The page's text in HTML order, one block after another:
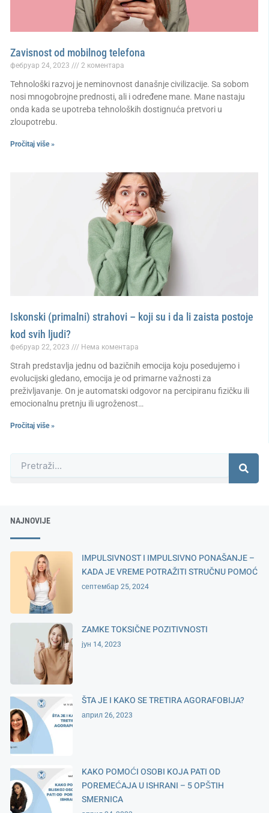
Zavisnost od mobilnog telefona
фебруар 24, 2023 2 коментара
Tehnološki razvoj je neminovnost današnje civilizacije. Sa sobom
nosi mnogobrojne prednosti, ali i određene mane. Mane nastaju
onda kada se upotreba tehnoloških dostignuća pretvori u
zloupotrebu.
Pročitaj više »
Iskonski (primalni) strahovi – koji su i da li zaista postoje
kod svih ljudi?
фебруар 22, 2023 Нема коментара
Strah predstavlja jednu od bazičnih emocija koju posedujemo i
evolucijski gledano, emocija je od primarne važnosti za
preživljavanje. On je automatski odgovor na percipiranu fizičku ili
emocionalnu pretnju ili ugroženost…
Pročitaj više »
NAJNOVIJE
IMPULSIVNOST I IMPULSIVNO PONAŠANJE –
KADA JE VREME POTRAŽITI STRUČNU POMOĆ
септембар 25, 2024
ZAMKE TOKSIČNE POZITIVNOSTI
јун 14, 2023
ŠTA JE I KAKO SE TRETIRA AGORAFOBIJA?
април 26, 2023
KAKO POMOĆI OSOBI KOJA PATI OD
POREMEĆAJA U ISHRANI – 5 OPŠTIH
SMERNICA